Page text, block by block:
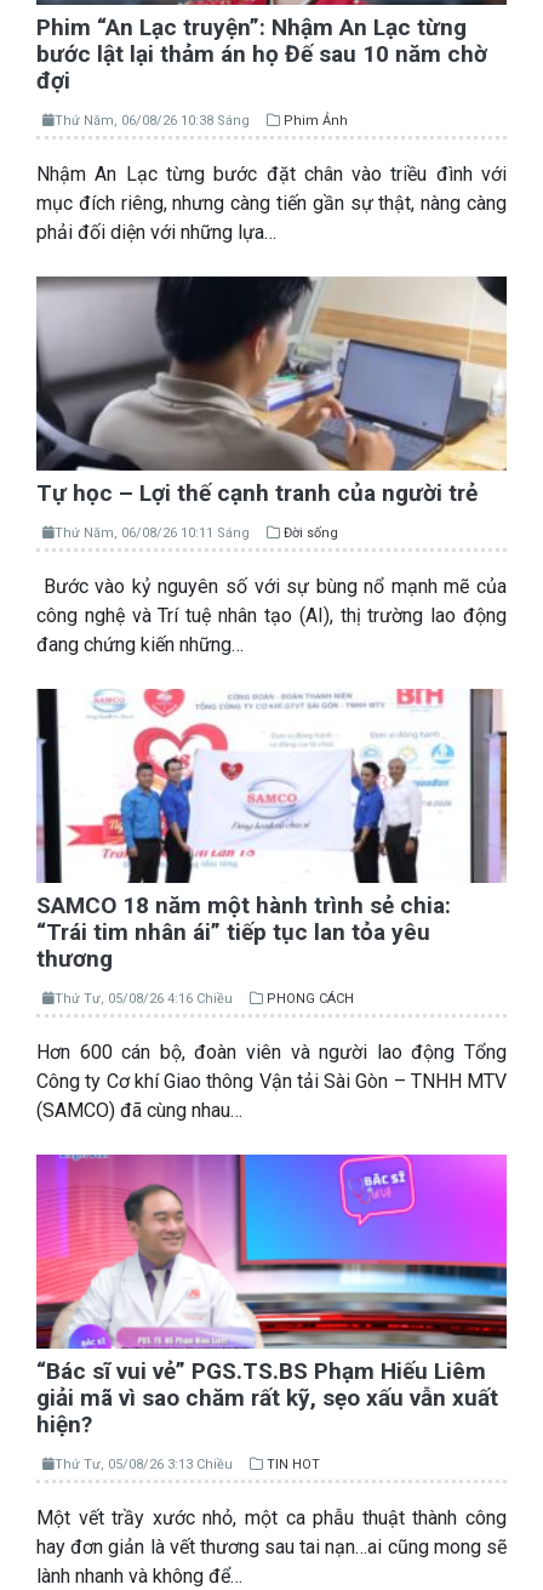
Phim “An Lạc truyện”: Nhậm An Lạc từng
bước lật lại thảm án họ Đế sau 10 năm chờ
đợi
Thứ Năm, 06/08/26 10:38 Sáng Phim Ảnh
Nhậm An Lạc từng bước đặt chân vào triều đình với
mục đích riêng, nhưng càng tiến gần sự thật, nàng càng
phải đối diện với những lựa…
Tự học – Lợi thế cạnh tranh của người trẻ
Thứ Năm, 06/08/26 10:11 Sáng Đời sống
Bước vào kỷ nguyên số với sự bùng nổ mạnh mẽ của
công nghệ và Trí tuệ nhân tạo (AI), thị trường lao động
đang chứng kiến những…
SAMCO 18 năm một hành trình sẻ chia:
“Trái tim nhân ái” tiếp tục lan tỏa yêu
thương
Thứ Tư, 05/08/26 4:16 Chiều PHONG CÁCH
Hơn 600 cán bộ, đoàn viên và người lao động Tổng
Công ty Cơ khí Giao thông Vận tải Sài Gòn – TNHH MTV
(SAMCO) đã cùng nhau…
“Bác sĩ vui vẻ” PGS.TS.BS Phạm Hiếu Liêm
giải mã vì sao chăm rất kỹ, sẹo xấu vẫn xuất
hiện?
Thứ Tư, 05/08/26 3:13 Chiều TIN HOT
Một vết trầy xước nhỏ, một ca phẫu thuật thành công
hay đơn giản là vết thương sau tai nạn…ai cũng mong sẽ
lành nhanh và không để…